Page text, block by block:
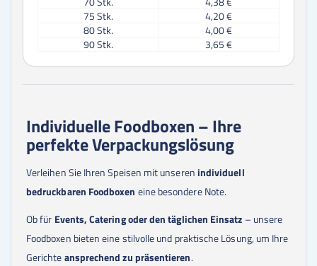
75Stk.
4,20 €
80Stk.
4,00 €
90Stk.
3,65 €
150Stk.
2,53 €
225Stk.
1,96 €
250Stk.
1,85 €
1,60 €
350Stk.
1,43 €
400
Stk.
1,30 €
450Stk.
1,20 €
500Stk.
1,12 €
550Stk.
1,06 €
600Stk.
1,02 €
650Stk.
Individuelle Foodboxen – Ihre
perfekte Verpackungslösung
Verleihen Sie Ihren Speisen mit unserenindividuell
bedruckbaren Foodboxen eine besondere Note.
Ob für Events, Catering oder den täglichen Einsatz – unsere
Foodboxen bieten eine stilvolle und praktische Lösung, um Ihre
Gerichteansprechend zu präsentieren.